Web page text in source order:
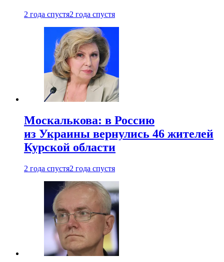
2 года спустя2 года спустя
Москалькова: в Россию
из Украины вернулись 46 жителей
Курской области
2 года спустя2 года спустя